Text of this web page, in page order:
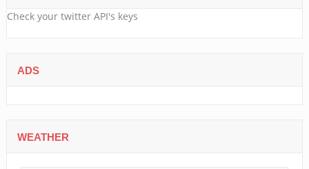
Check your twitter API's keys
ADS
WEATHER